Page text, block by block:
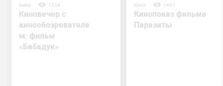
Кино 1334
Киновечер с
кинообозревателе
м: фильм
«Бабадук»
Кино 1451
Кинопоказ фильма
Паразиты